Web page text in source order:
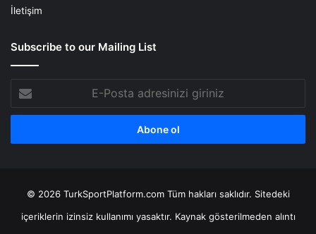
İletişim
Subscribe to our Mailing List
Posta
adresinizi
© 2026 TurkSportPlatform.com Tüm hakları saklıdır. Sitedeki
içeriklerin izinsiz kullanımı yasaktır. Kaynak gösterilmeden alıntı